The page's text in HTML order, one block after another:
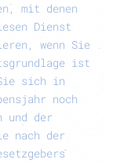
mit denen
Dienst
wenn Sie
ist
sich in
noch
und der
nach der